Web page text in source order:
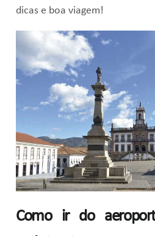
dicas e boa viagem!
Como ir do